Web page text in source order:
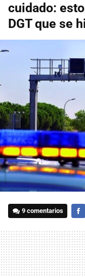
cuidado:
DGT que se
9 comentarios